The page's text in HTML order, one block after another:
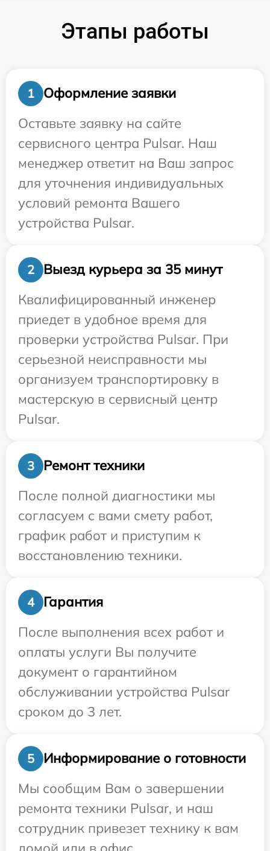
Этапы работы
1
Оформление заявки
Оставьте заявку на сайте
сервисного центра Pulsar. Наш
менеджер ответит на Ваш запрос
для уточнения индивидуальных
условий ремонта Вашего
устройства Pulsar.
2
Выезд курьера за 35 минут
Квалифицированный инженер
приедет в удобное время для
проверки устройства Pulsar. При
серьезной неисправности мы
организуем транспортировку в
мастерскую в сервисный центр
Pulsar.
3
Ремонт техники
После полной диагностики мы
согласуем с вами смету работ,
график работ и приступим к
восстановлению техники.
4
Гарантия
После выполнения всех работ и
оплаты услуги Вы получите
документ о гарантийном
обслуживании устройства Pulsar
сроком до 3 лет.
5
Информирование о готовности
Мы сообщим Вам о завершении
ремонта техники Pulsar, и наш
сотрудник привезет технику к вам